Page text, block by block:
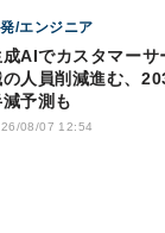
/エンジニア
AIでカスタマーサ
の人員削減進む、
予測も
08/07 12:54